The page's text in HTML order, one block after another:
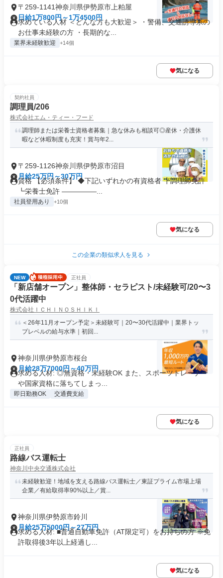
〒259-1141神奈川県伊勢原市上粕屋
日給1万800円～1万4500円
求めている人材 ＜どんな方も大歓迎＞ ・警備、交通誘導系の
お仕事未経験の方 ・長期的な...
業界未経験歓迎 +14個
気になる
契約社員
調理員/206
株式会社エム・ティー・フード
調理師または栄養士資格者募集｜急な休みも相談可◎産休・介護休
暇など休暇制度も充実！賞与年2...
〒259-1126神奈川県伊勢原市沼目
月給25万円～30万円
資格 【必須条件】 ◆下記いずれかの有資格者 ┣調理師免許
┗栄養士免許 ―――――...
社員登用あり +10個
気になる
この企業の類似求人を見る
NEW 正社員
「新店舗オープン」整体師・セラピスト/未経験可/20〜3
0代活躍中
株式会社ＩＣＨＩＮＯＳＨＩＫＩ
＜26年11月オープン予定＞未経験可｜20〜30代活躍中｜業界トッ
プレベルの給与水準｜初回...
神奈川県伊勢原市桜台
月給28万7000円～40万円
求める人材: ◎無資格・未経験OK また、スポーツトレーナー
や国家資格に落ちてしまっ...
即日勤務OK 交通費支給
気になる
正社員
路線バス運転士
神奈川中央交通株式会社
未経験歓迎！地域を支える路線バス運転士／東証プライム市場上場
企業／有給取得率90%以上／賞...
神奈川県伊勢原市鈴川
月給25万5000円～27万円
求める人材: ■普通自動車免許（AT限定可）をお持ちの方 ※免
許取得後3年以上経過し...
気になる